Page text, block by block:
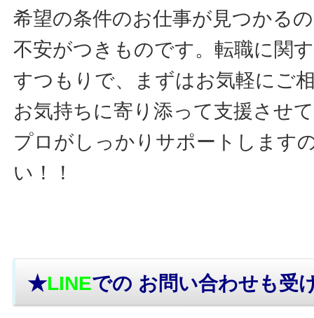
希望の条件のお仕事が見つかる
不安がつきものです。転職に関
すつもりで、まずはお気軽にご
お気持ちに寄り添って支援させ
プロがしっかりサポートします
い！！
★LINEでの お問い合わせも受